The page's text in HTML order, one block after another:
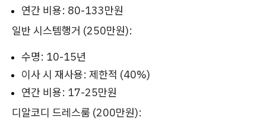
연간 비용: 80-133만원
일반 시스템행거 (250만원):
수명: 10-15년
이사 시 재사용: 제한적 (40%)
연간 비용: 17-25만원
디알코디 드레스룸 (200만원):